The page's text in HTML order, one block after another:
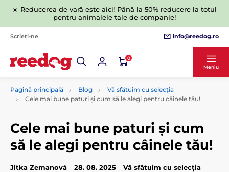
☀️ Reducerea de vară este aici! Până la 50% reducere la totul
pentru animalele tale de companie!
Scrieți-ne info@reedog.ro
0
Meniu
Pagină principală Blog
Vă sfătuim cu selecția
Cele mai bune paturi și cum să le alegi pentru câinele tău!
Cele mai bune paturi și cum
să le alegi pentru câinele tău!
Jitka Zemanová 28. 08. 2025 Vă sfătuim cu selecția